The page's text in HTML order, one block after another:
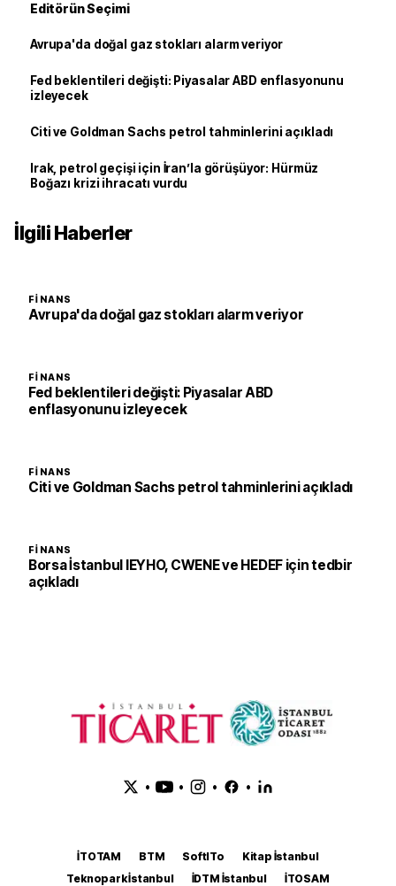
Editörün Seçimi
Avrupa'da doğal gaz stokları alarm veriyor
Fed beklentileri değişti: Piyasalar ABD enflasyonunu
izleyecek
Citi ve Goldman Sachs petrol tahminlerini açıkladı
Irak, petrol geçişi için İran’la görüşüyor: Hürmüz
Boğazı krizi ihracatı vurdu
İlgili Haberler
FINANS
Avrupa'da doğal gaz stokları alarm veriyor
FINANS
Fed beklentileri değişti: Piyasalar ABD
enflasyonunu izleyecek
FINANS
Citi ve Goldman Sachs petrol tahminlerini açıkladı
FINANS
Borsa İstanbul IEYHO, CWENE ve HEDEF için tedbir
açıkladı
• • • •
İTOTAM BTM SoftITo
Kitap İstanbul
Teknopark İstanbul
İDTM İstanbul
İTOSAM